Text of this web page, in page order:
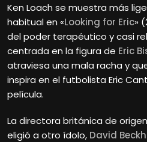
Ken Loach se muestra más
habitual en «Looking for Eric»
del poder terapéutico y casi
centrada en la figura de Eric
atraviesa una mala racha y
inspira en el futbolista Eric
película.
La directora británica de
eligió a otro ídolo, David